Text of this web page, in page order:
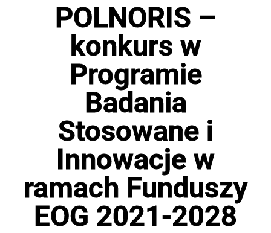
POLNORIS –
konkurs w
Programie
Badania
Stosowane i
Innowacje w
ramach Funduszy
EOG 2021-2028